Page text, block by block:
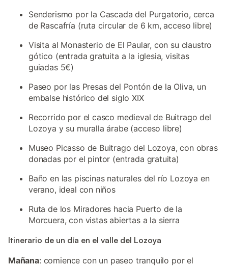
Senderismo por la Cascada del Purgatorio, cerca
de Rascafría (ruta circular de 6 km, acceso libre)
Visita al Monasterio de El Paular, con su claustro
gótico (entrada gratuita a la iglesia, visitas
guiadas 5€)
Paseo por las Presas del Pontón de la Oliva, un
embalse histórico del siglo XIX
Recorrido por el casco medieval de Buitrago del
Lozoya y su muralla árabe (acceso libre)
Museo Picasso de Buitrago del Lozoya, con obras
donadas por el pintor (entrada gratuita)
Baño en las piscinas naturales del río Lozoya en
verano, ideal con niños
Ruta de los Miradores hacia Puerto de la
Morcuera, con vistas abiertas a la sierra
Itinerario de un día en el valle del Lozoya
Mañana: comience con un paseo tranquilo por el